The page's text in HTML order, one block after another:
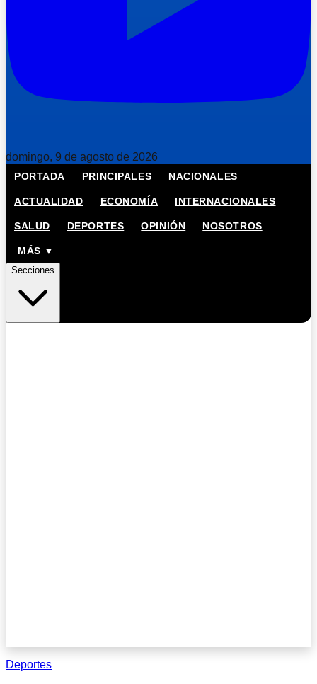
domingo, 9 de agosto de 2026
PORTADA PRINCIPALES NACIONALES
ACTUALIDAD ECONOMÍA INTERNACIONALES
SALUD DEPORTES OPINIÓN NOSOTROS
MÁS ▼
Secciones
Deportes